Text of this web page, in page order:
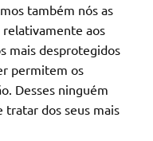
também nós as
aos
mais desprotegidos
permitem os
Desses ninguém
tratar dos seus mais